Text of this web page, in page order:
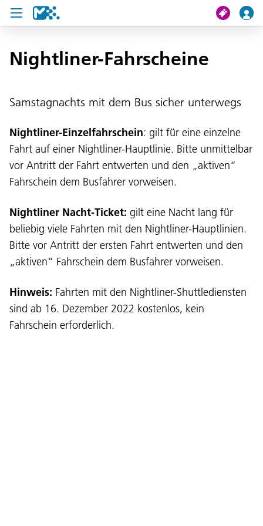
Suche
U19 Pass
News
Service und Kontakt
Sprache:
DEU
ITA LAD ENG
Nightliner-Fahrscheine
Samstagnachts mit dem Bus sicher unterwegs
Nightliner-Einzelfahrschein: gilt für eine einzelne
Fahrt auf einer Nightliner-Hauptlinie. Bitte unmittelbar
vor Antritt der Fahrt entwerten und den „aktiven“
Fahrschein dem Busfahrer vorweisen.
Nightliner Nacht-Ticket: gilt eine Nacht lang für
beliebig viele Fahrten mit den Nightliner-Hauptlinien.
Bitte vor Antritt der ersten Fahrt entwerten und den
„aktiven“ Fahrschein dem Busfahrer vorweisen.
Hinweis: Fahrten mit den Nightliner-Shuttlediensten
sind ab 16. Dezember 2022 kostenlos, kein
Fahrschein erforderlich.